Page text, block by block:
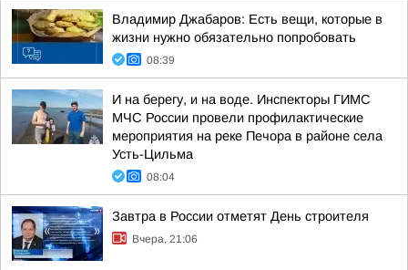
Владимир Джабаров: Есть вещи, которые в
жизни нужно обязательно попробовать
08:39
И на берегу, и на воде. Инспекторы ГИМС
МЧС России провели профилактические
мероприятия на реке Печора в районе села
Усть-Цильма
08:04
Завтра в России отметят День строителя
Вчера, 21:06